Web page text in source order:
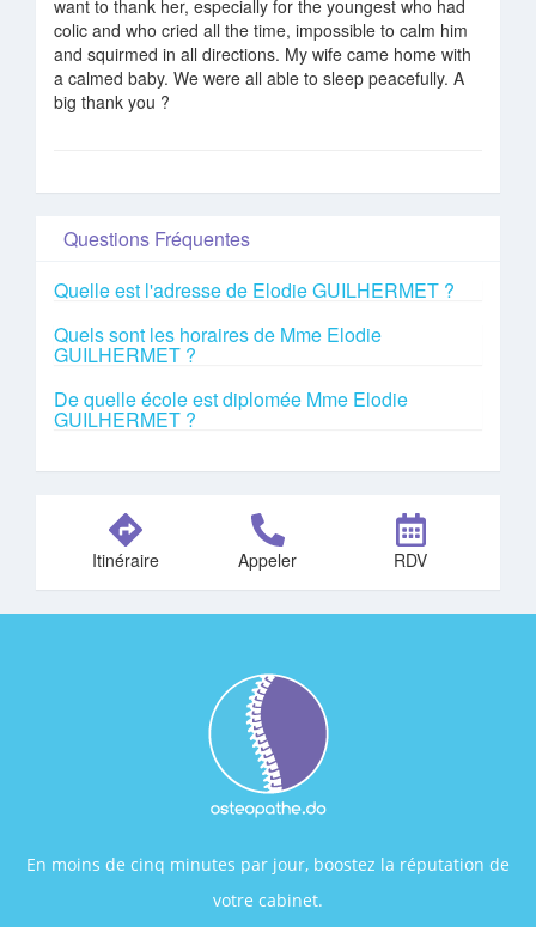
want to thank her, especially for the youngest who had
colic and who cried all the time, impossible to calm him
and squirmed in all directions. My wife came home with
a calmed baby. We were all able to sleep peacefully. A
big thank you ?
Questions Fréquentes
Quelle est l'adresse de Elodie GUILHERMET ?
Quels sont les horaires de Mme Elodie
GUILHERMET ?
De quelle école est diplomée Mme Elodie
GUILHERMET ?
Itinéraire Appeler RDV
En moins de cinq minutes par jour, boostez la réputation de
votre cabinet.